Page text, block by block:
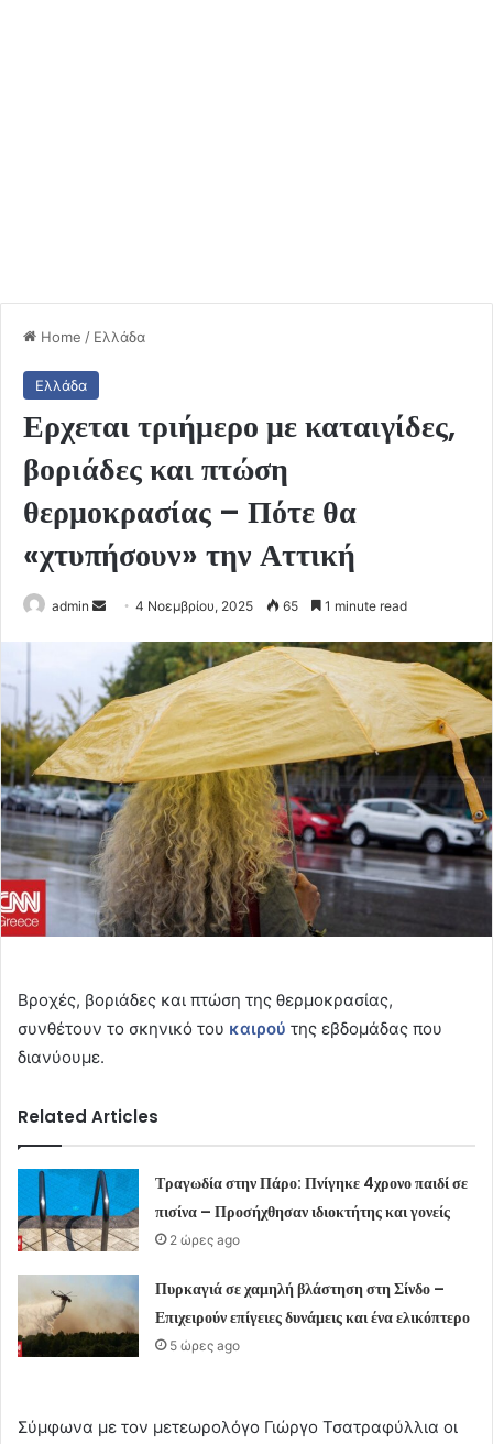
Home / Ελλάδα
Ελλάδα
Ερχεται τριήμερο με καταιγίδες,
βοριάδες και πτώση
θερμοκρασίας – Πότε θα
«χτυπήσουν» την Αττική
admin
Send
email
4 Νοεμβρίου, 2025 65 1 minute read
Βροχές, βοριάδες και πτώση της θερμοκρασίας,
συνθέτουν το σκηνικό του καιρού της εβδομάδας που
διανύουμε.
Related Articles
Τραγωδία στην Πάρο: Πνίγηκε 4χρονο παιδί σε
πισίνα – Προσήχθησαν ιδιοκτήτης και γονείς
2 ώρες ago
Πυρκαγιά σε χαμηλή βλάστηση στη Σίνδο –
Επιχειρούν επίγειες δυνάμεις και ένα ελικόπτερο
5 ώρες ago
Σύμφωνα με τον μετεωρολόγο Γιώργο Τσατραφύλλια οι